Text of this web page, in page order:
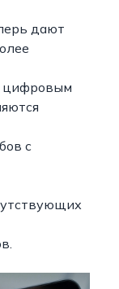
дают
цифровым
с